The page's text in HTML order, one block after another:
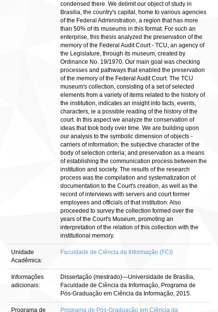
condensed there. We delimit our object of study in
Brasilia, the country's capital, home to various agencies
of the Federal Administration, a region that has more
than 50% of its museums in this format. For such an
enterprise, this thesis analyzed the preservation of the
memory of the Federal Audit Court - TCU, an agency of
the Legislature, through its museum, created by
Ordinance No. 19/1970. Our main goal was checking
processes and pathways that enabled the preservation
of the memory of the Federal Audit Court. The TCU
museum's collection, consisting of a set of selected
elements from a variety of items related to the history of
the institution, indicates an insight into facts, events,
characters, ie a possible reading of the history of the
court. In this aspect we analyze the conservation of
ideas that took body over time. We are building upon
our analysis to the symbolic dimension of objects -
carriers of information; the subjective character of the
body of selection criteria; and preservation as a means
of establishing the communication process between the
institution and society. The results of the research
process was the compilation and systematization of
documentation to the Court's creation, as well as the
record of interviews with servers and court former
employees and officials of that institution. Also
proceeded to survey the collection formed over the
years of the Court's Museum, promoting an
interpretation of the relation of this collection with the
institutional memory.
Unidade
Acadêmica:
Faculdade de Ciência da Informação (FCI)
Informações
adicionais:
Dissertação (mestrado)—Universidade de Brasília,
Faculdade de Ciência da Informação, Programa de
Pós-Graduação em Ciência da Informação, 2015.
Programa de Programa de Pós-Graduação em Ciência da